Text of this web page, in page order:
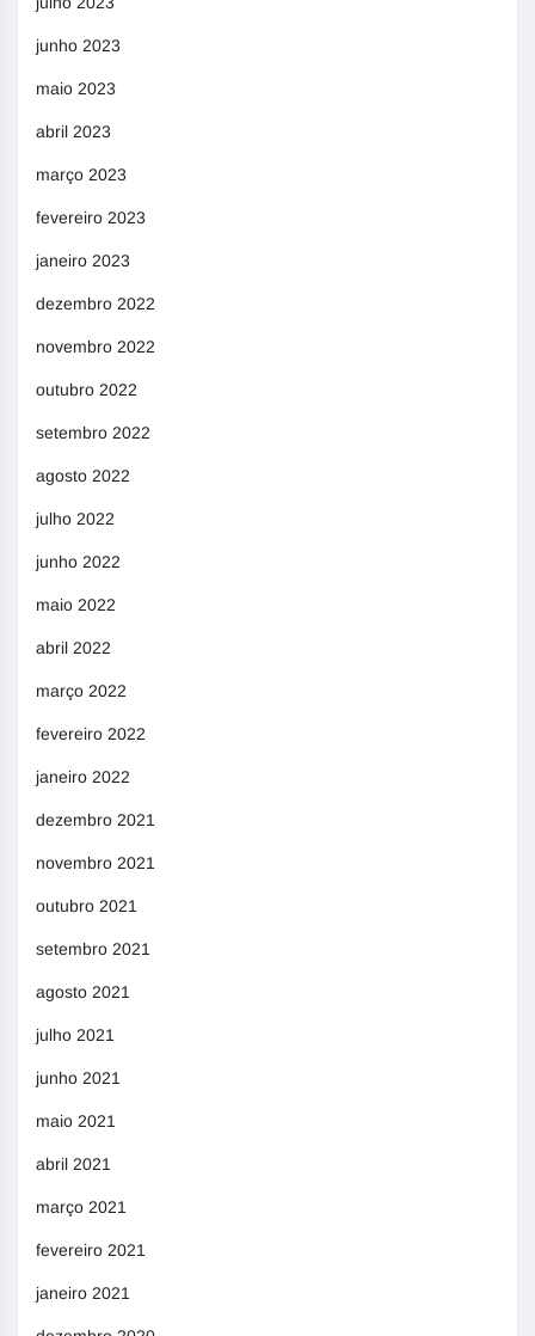
junho 2023
maio 2023
abril 2023
março 2023
fevereiro 2023
janeiro 2023
dezembro 2022
novembro 2022
outubro 2022
setembro 2022
agosto 2022
julho 2022
junho 2022
maio 2022
abril 2022
março 2022
fevereiro 2022
janeiro 2022
dezembro 2021
novembro 2021
outubro 2021
setembro 2021
agosto 2021
julho 2021
junho 2021
maio 2021
abril 2021
março 2021
fevereiro 2021
janeiro 2021